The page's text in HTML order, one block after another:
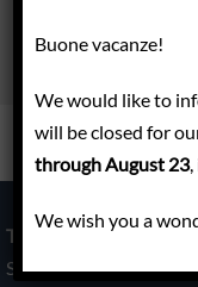
News
TECNO2 S.R.L.
Strada Comunale del
Buone vacanze!
We would like to
will be closed for
through August 23
We wish you a